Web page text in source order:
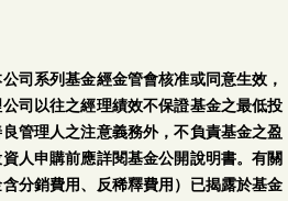
司系列基金經金管會核准或同意生效，
司以往之經理績效不保證基金之最低投
管理人之注意義務外，不負責基金之盈
人申購前應詳閱基金公開說明書。有關
分銷費用、反稀釋費用）已揭露於基金